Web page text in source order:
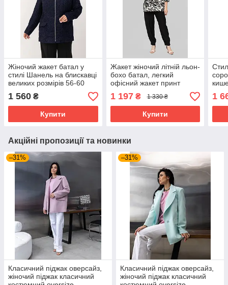
Жіночий жакет батал у
стилі Шанель на блискавці
великих розмірів 56-60
1 560 ₴
Купити
Жакет жіночий літній льон-
бохо батал, легкий
офісний жакет принт
листя великих розмірів 50-
58 чорний
1 197₴ 1 330 ₴
Купити
1
Акційні пропозиції та новинки
–31%
Класичний піджак оверсайз,
жіночий піджак класичний
–31%
Класичний піджак оверсайз,
жіночий піджак класичний